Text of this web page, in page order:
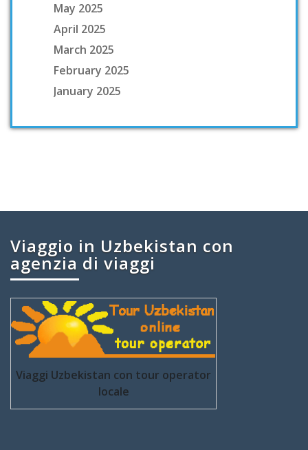
May 2025
April 2025
March 2025
February 2025
January 2025
Viaggio in Uzbekistan con
agenzia di viaggi
Viaggi Uzbekistan con tour operator
locale